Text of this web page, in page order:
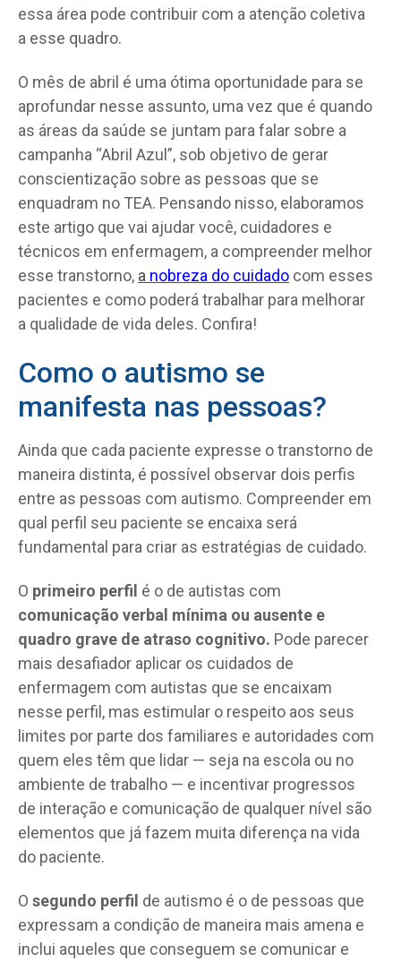
essa área pode contribuir com a atenção coletiva
a esse quadro.
O mês de abril é uma ótima oportunidade para se
aprofundar nesse assunto, uma vez que é quando
as áreas da saúde se juntam para falar sobre a
campanha “Abril Azul”, sob objetivo de gerar
conscientização sobre as pessoas que se
enquadram no TEA. Pensando nisso, elaboramos
este artigo que vai ajudar você, cuidadores e
técnicos em enfermagem, a compreender melhor
esse transtorno, a nobreza do cuidado com esses
pacientes e como poderá trabalhar para melhorar
a qualidade de vida deles. Confira!
Como o autismo se
manifesta nas pessoas?
Ainda que cada paciente expresse o transtorno de
maneira distinta, é possível observar dois perfis
entre as pessoas com autismo. Compreender em
qual perfil seu paciente se encaixa será
fundamental para criar as estratégias de cuidado.
O primeiro perfil é o de autistas com
comunicação verbal mínima ou ausente e
quadro grave de atraso cognitivo. Pode parecer
mais desafiador aplicar os cuidados de
enfermagem com autistas que se encaixam
nesse perfil, mas estimular o respeito aos seus
limites por parte dos familiares e autoridades com
quem eles têm que lidar — seja na escola ou no
ambiente de trabalho — e incentivar progressos
de interação e comunicação de qualquer nível são
elementos que já fazem muita diferença na vida
do paciente.
O segundo perfil de autismo é o de pessoas que
expressam a condição de maneira mais amena e
inclui aqueles que conseguem se comunicar e